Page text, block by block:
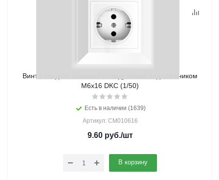
Винт с гладкой головкой и квадратным подголовником
М6х16 DKC (1/50)
Есть в наличии (1639)
Артикул: CM010616
9.60руб./шт
В корзину